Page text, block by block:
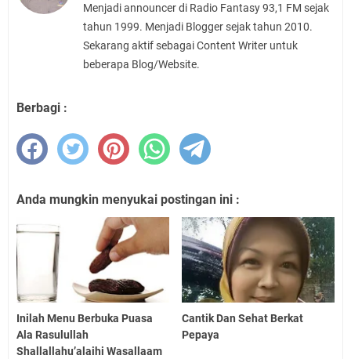
Menjadi announcer di Radio Fantasy 93,1 FM sejak
tahun 1999. Menjadi Blogger sejak tahun 2010.
Sekarang aktif sebagai Content Writer untuk
beberapa Blog/Website.
Berbagi :
Anda mungkin menyukai postingan ini :
Inilah Menu Berbuka Puasa
Ala Rasulullah
Shallallahu’alaihi Wasallaam
Cantik Dan Sehat Berkat
Pepaya